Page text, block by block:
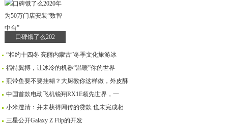
口碑饿了么202
“相约十四冬 亮丽内蒙古”冬季文化旅游冰
福特翼搏，让冰冷的机器“温暖”你的世界
煎带鱼要不要挂糊？大厨教你这样做，外皮酥
中国首款电动飞机锐翔RX1E领先世界，一
小米澄清：并未获得网传的贷款 也未完成相
三星公开Galaxy Z Flip的开发